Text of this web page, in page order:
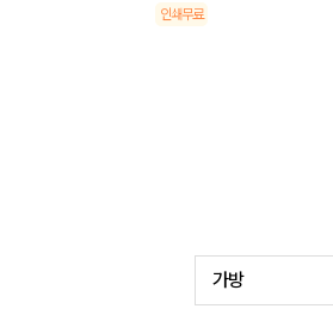
인쇄무료
가방